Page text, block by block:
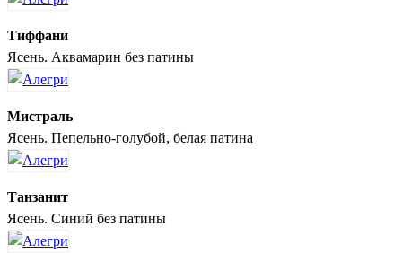
Тиффани
Ясень. Аквамарин без патины
Мистраль
Ясень. Пепельно-голубой, белая патина
Танзанит
Ясень. Синий без патины